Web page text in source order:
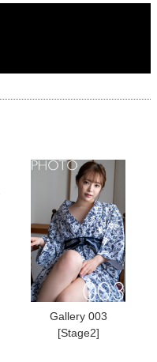
Gallery 003
[Stage2]